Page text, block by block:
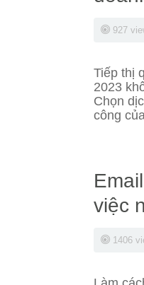
927
Tiếp thị
2023
Chọn
công
việc
1406